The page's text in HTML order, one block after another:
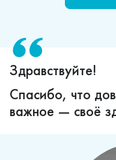
Здравствуйте!
Спасибо, что
важное — своё